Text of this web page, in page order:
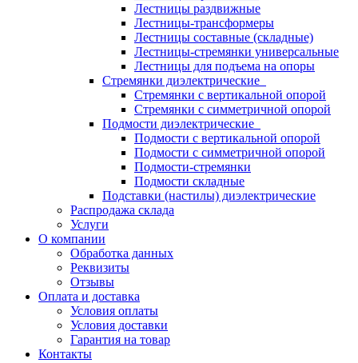
Лестницы раздвижные
Лестницы-трансформеры
Лестницы составные (складные)
Лестницы-стремянки универсальные
Лестницы для подъема на опоры
Стремянки диэлектрические
Стремянки с вертикальной опорой
Стремянки с симметричной опорой
Подмости диэлектрические
Подмости с вертикальной опорой
Подмости с симметричной опорой
Подмости-стремянки
Подмости складные
Подставки (настилы) диэлектрические
Распродажа склада
Услуги
О компании
Обработка данных
Реквизиты
Отзывы
Оплата и доставка
Условия оплаты
Условия доставки
Гарантия на товар
Контакты